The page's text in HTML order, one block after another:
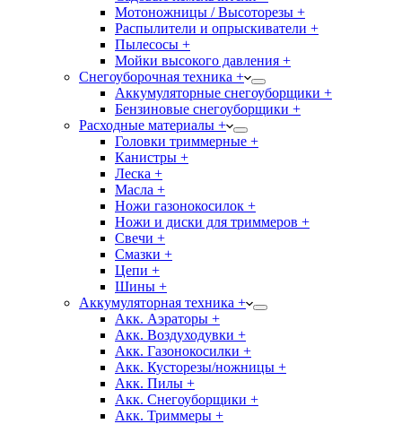
Мотоножницы / Высоторезы +
Распылители и опрыскиватели +
Пылесосы +
Мойки высокого давления +
Снегоуборочная техника +
Аккумуляторные снегоуборщики +
Бензиновые снегоуборщики +
Расходные материалы +
Головки триммерные +
Канистры +
Леска +
Масла +
Ножи газонокосилок +
Ножи и диски для триммеров +
Свечи +
Смазки +
Цепи +
Шины +
Аккумуляторная техника +
Акк. Аэраторы +
Акк. Воздуходувки +
Акк. Газонокосилки +
Акк. Кусторезы/ножницы +
Акк. Пилы +
Акк. Снегоуборщики +
Акк. Триммеры +